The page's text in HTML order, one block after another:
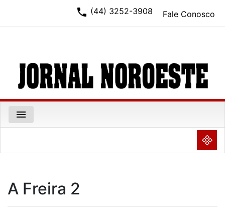
Fale Conosco
phone (44) 3252-3908
menu
NULL
A Freira 2